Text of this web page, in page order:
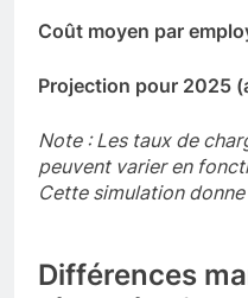
Coût moyen par
Projection pour 2025
Note : Les taux de
peuvent varier en
Cette simulation
Différences